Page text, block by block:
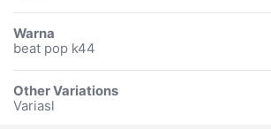
Warna
beat pop k44
Other Variations
Variasl